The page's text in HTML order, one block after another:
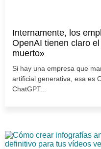
Internamente, los
OpenAI tienen claro
muerto»
Si hay una empresa que
artificial generativa, esa es
ChatGPT...